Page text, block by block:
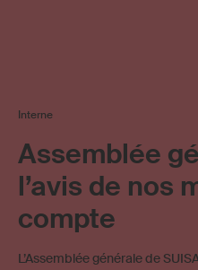
Interne
Assemblée
l’avis de nos
compte
L’Assemblée générale de